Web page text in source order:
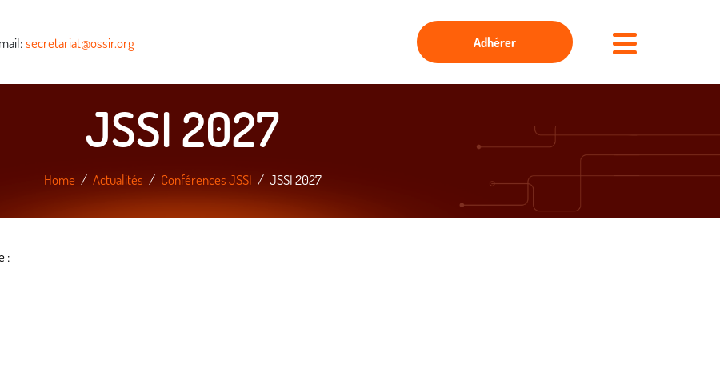
secretariat@ossir.org Adhérer
JSSI 2027
Home Actualités Conférences JSSI JSSI 2027
: